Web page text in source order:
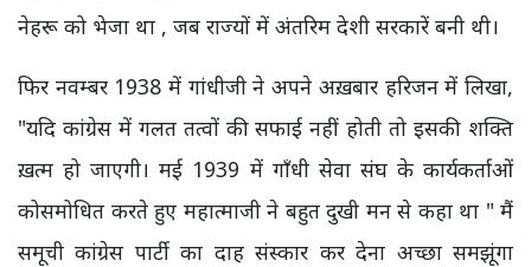
नेहरू को भेजा था , जब राज्यों में अंतरिम देशी सरकारें बनी थी।
फिर नवम्बर 1938 में गांधीजी ने अपने अख़बार हरिजन में लिखा,
"यदि कांग्रेस में गलत तत्वों की सफाई नहीं होती तो इसकी शक्ति
ख़त्म हो जाएगी। मई 1939 में गाँधी सेवा संघ के कार्यकर्ताओं
कोसमोधित करते हुए महात्माजी ने बहुत दुखी मन से कहा था " मैं
समूची कांग्रेस पार्टी का दाह संस्कार कर देना अच्छा समझूंगा